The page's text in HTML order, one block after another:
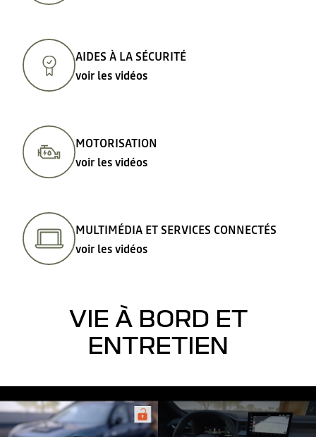
AIDES À LA SÉCURITÉ
voir les vidéos
MOTORISATION
voir les vidéos
MULTIMÉDIA ET SERVICES CONNECTÉS
voir les vidéos
VIE À BORD ET
ENTRETIEN
Youtube est désactivé. Autorisez le dépôt de cookies social pour
accéder au contenu.